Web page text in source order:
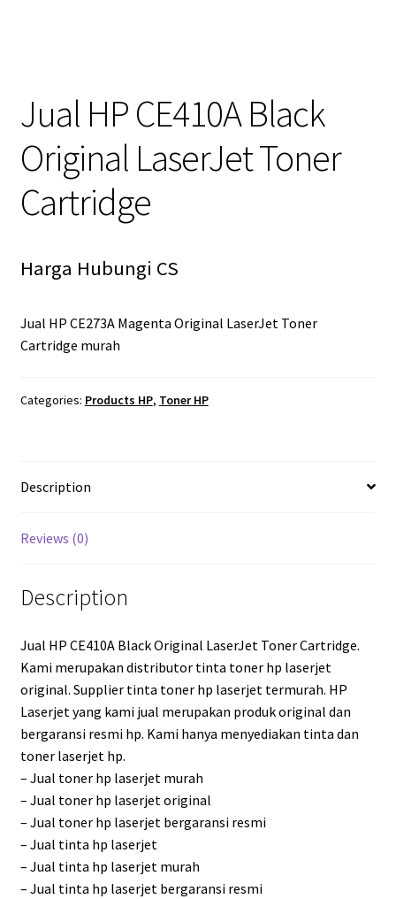
Jual HP CE410A Black
Original LaserJet Toner
Cartridge
Harga Hubungi CS
Jual HP CE273A Magenta Original LaserJet Toner
Cartridge murah
Categories: Products HP, Toner HP
Description
Reviews (0)
Description
Jual HP CE410A Black Original LaserJet Toner Cartridge.
Kami merupakan distributor tinta toner hp laserjet
original. Supplier tinta toner hp laserjet termurah. HP
Laserjet yang kami jual merupakan produk original dan
bergaransi resmi hp. Kami hanya menyediakan tinta dan
toner laserjet hp.
– Jual toner hp laserjet murah
– Jual toner hp laserjet original
– Jual toner hp laserjet bergaransi resmi
– Jual tinta hp laserjet
– Jual tinta hp laserjet murah
– Jual tinta hp laserjet bergaransi resmi